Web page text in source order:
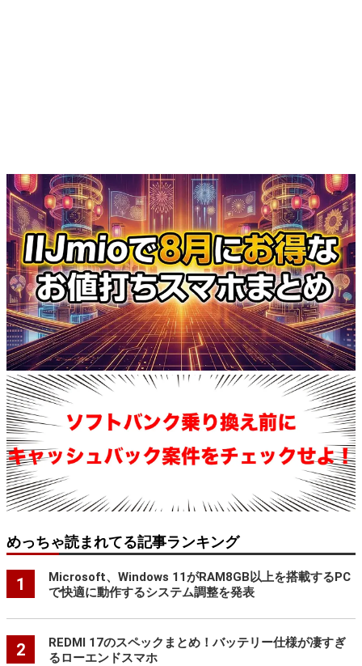
めっちゃ読まれてる記事ランキング
1
Microsoft、Windows 11がRAM8GB以上を搭載するPC
で快適に動作するシステム調整を発表
2
REDMI 17のスペックまとめ！バッテリー仕様が凄すぎ
るローエンドスマホ